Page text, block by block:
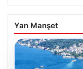
Yan Manşet